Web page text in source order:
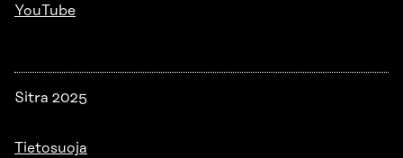
YouTube
Sitra 2025
Tietosuoja